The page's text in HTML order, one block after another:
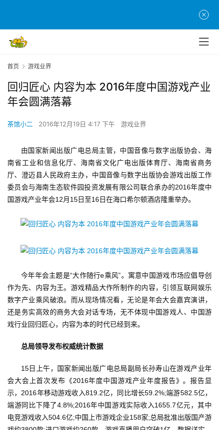
首页 游戏业界
回归匠心 内容为本 2016年度中国游戏产业
年会圆满落幕
茶馆小二 2016年12月19日 4:17 下午 游戏业界
由国家新闻出版广电总局主管，中国音像与数字出版协会、海
南省工业和信息化厅、海南省文化广电出版体育厅、海南省商务
厅、澄迈县人民政府主办，中国音像与数字出版协会游戏出版工作
委员会与海南生态软件园投资发展有限公司联合承办的2016年度中
国游戏产业年会12月15日至16日在海口希尔顿酒店隆重举办。
今年年会主题是“大作随行e乘风”。寓意中国游戏市场应倡导创
作为先、内容为王。游戏精品大作所制作的内容，引领互联网娱乐
数字产业乘风破浪。而从现场情况看，无论是年会大会嘉宾演讲，
还是务实高效的商务大会对话专场，无不体现中国游戏人、中国游
戏行业回归匠心，内容为本的时代已经到来。
总局领导发布权威统计数据
15日上午，国家新闻出版广电总局副局长孙寿山在游戏产业年
会大会上首次发布《2016年度中国游戏产业年度报告》。报告显
示，2016年移动游戏收入819.2亿，同比增长59.2%;端游582.5亿，
端游同比下降了4.8%;2016年中国游戏实际收入1655.7亿元，其中
电竞游戏收入504.6亿;中国上市游戏企业158家;总局批准出版国产游